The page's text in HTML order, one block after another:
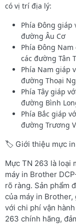
có vị trí địa lý:
Phía Đông giáp
đường Âu Cơ
Phía Đông
các đường Tân
Phía Nam giáp
đường Thoại
Phía Tây giáp
đường Bình
Phía Bắc giáp
đường Trương
🏷️ Giới thiệu mực in
Mực TN 263 là loại
máy in Brother
rõ ràng. Sản phẩm
của máy in
với chi phí vận
263 chính hãng,